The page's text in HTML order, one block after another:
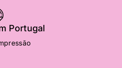
Portugal